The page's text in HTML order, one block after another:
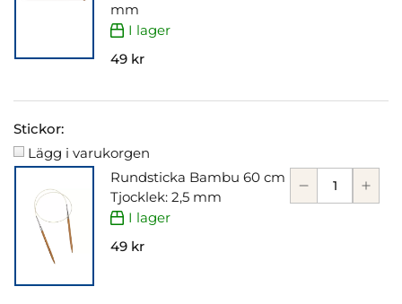
mm
I lager
49 kr
Stickor:
Lägg i varukorgen
Rundsticka Bambu 60 cm
Tjocklek: 2,5 mm
I lager
49 kr